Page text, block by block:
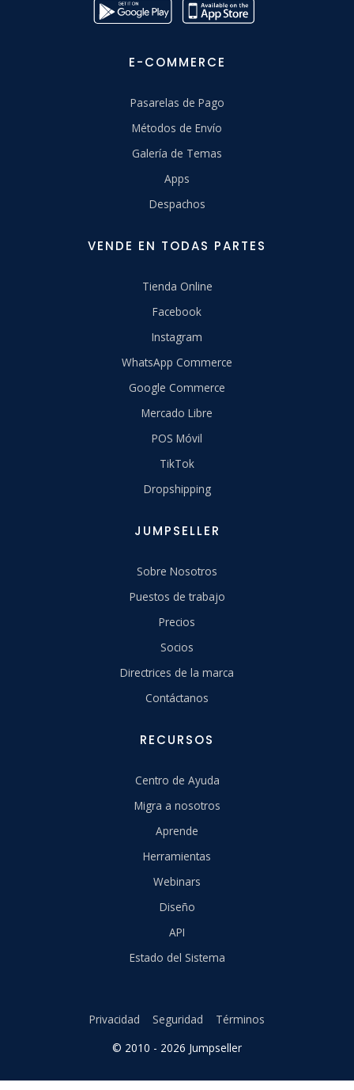
E-COMMERCE
Pasarelas de Pago
Métodos de Envío
Galería de Temas
Apps
Despachos
VENDE EN TODAS PARTES
Tienda Online
Facebook
Instagram
WhatsApp Commerce
Google Commerce
Mercado Libre
POS Móvil
TikTok
Dropshipping
JUMPSELLER
Sobre Nosotros
Puestos de trabajo
Precios
Socios
Directrices de la marca
Contáctanos
RECURSOS
Centro de Ayuda
Migra a nosotros
Aprende
Herramientas
Webinars
Diseño
API
Estado del Sistema
© 2010 - 2026 Jumpseller
Privacidad Seguridad Términos